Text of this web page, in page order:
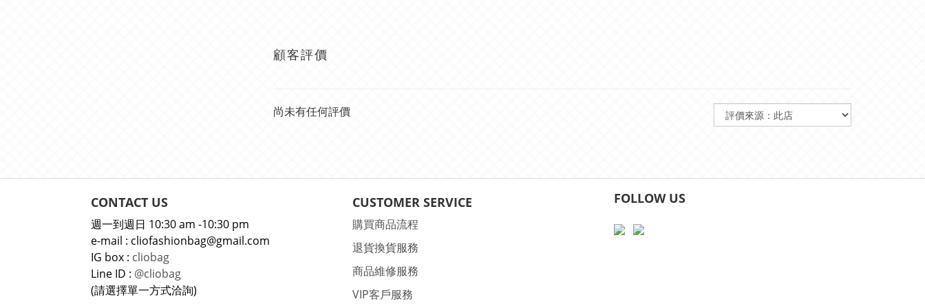
顧客評價
尚未有任何評價
CONTACT US
週一到週日 10:30 am -10:30 pm
e-mail : cliofashionbag@gmail.com
IG box : cliobag
Line ID : @cliobag
(請選擇單一方式洽詢)
CUSTOMER SERVICE
購買商品流程
退貨換貨服務
商品維修服務
VIP客戶服務
FOLLOW US